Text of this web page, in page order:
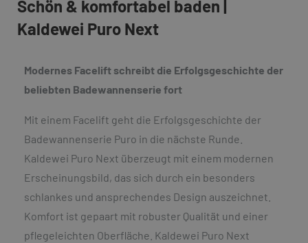
Schön & komfortabel baden |
Kaldewei Puro Next
Modernes Facelift schreibt die Erfolgsgeschichte der
beliebten Badewannenserie fort
Mit einem Facelift geht die Erfolgsgeschichte der
Badewannenserie Puro in die nächste Runde.
Kaldewei Puro Next überzeugt mit einem modernen
Erscheinungsbild, das sich durch ein besonders
schlankes und ansprechendes Design auszeichnet.
Komfort ist gepaart mit robuster Qualität und einer
pflegeleichten Oberfläche. Kaldewei Puro Next